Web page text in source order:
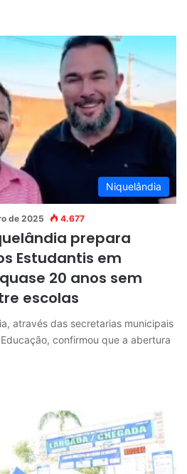
Niquelândia
de 2025 4.677
prepara
Estudantis em
20 anos sem
escolas
através das secretarias municipais
confirmou que a abertura